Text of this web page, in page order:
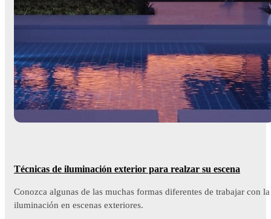
Técnicas de iluminación exterior para realzar su escena
Conozca algunas de las muchas formas diferentes de trabajar con la
iluminación en escenas exteriores.